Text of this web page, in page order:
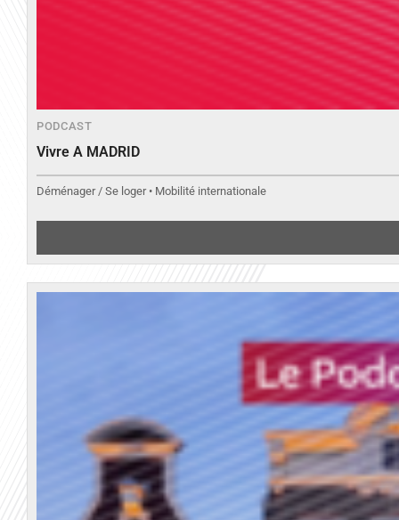
PODCAST
Vivre A MADRID
Déménager / Se loger • Mobilité internationale